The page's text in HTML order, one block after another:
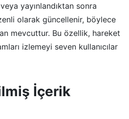
yayınlandıktan sonra
olarak güncellenir, böylece
mevcuttur. Bu özellik, hareket
izlemeyi seven kullanıcılar
İçerik